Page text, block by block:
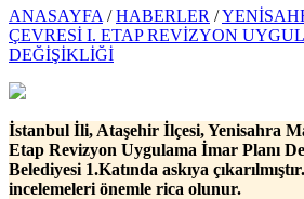
ANASAYFA /HABERLER /
ÇEVRESİ I. ETAP REVİZYON
DEĞİŞİKLİĞİ
İstanbul İli, Ataşehir İlçesi, Yenisahra
Etap Revizyon Uygulama İmar Planı
Belediyesi 1.Katında askıya
incelemeleri önemle rica olunur.